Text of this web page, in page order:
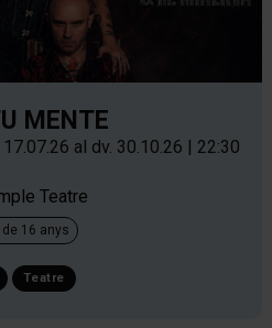
MENTE
17.07.26 al dv. 30.10.26 | 22:30
Teatre
de 16 anys
Teatre